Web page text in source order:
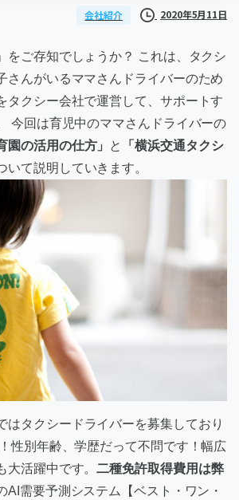
会社紹介 2020年5月11日
をご存知でしょうか？ これは、タクシ
さんがいるママさんドライバーのため
タクシー会社で運営して、サポートす
今回は育児中のママさんドライバーの
園の活用の仕方」 と
「横浜交通タクシ
いて説明していきます。
はタクシードライバーを募集しており
性別年齢、学歴だって不問です！幅広
大活躍中です。二種免許取得費用は弊
AI需要予測システム【ベスト・ワン・